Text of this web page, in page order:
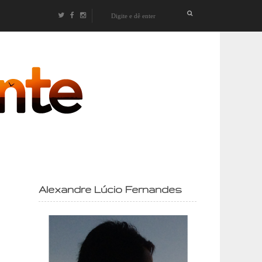
Alexandre Lúcio Fernandes